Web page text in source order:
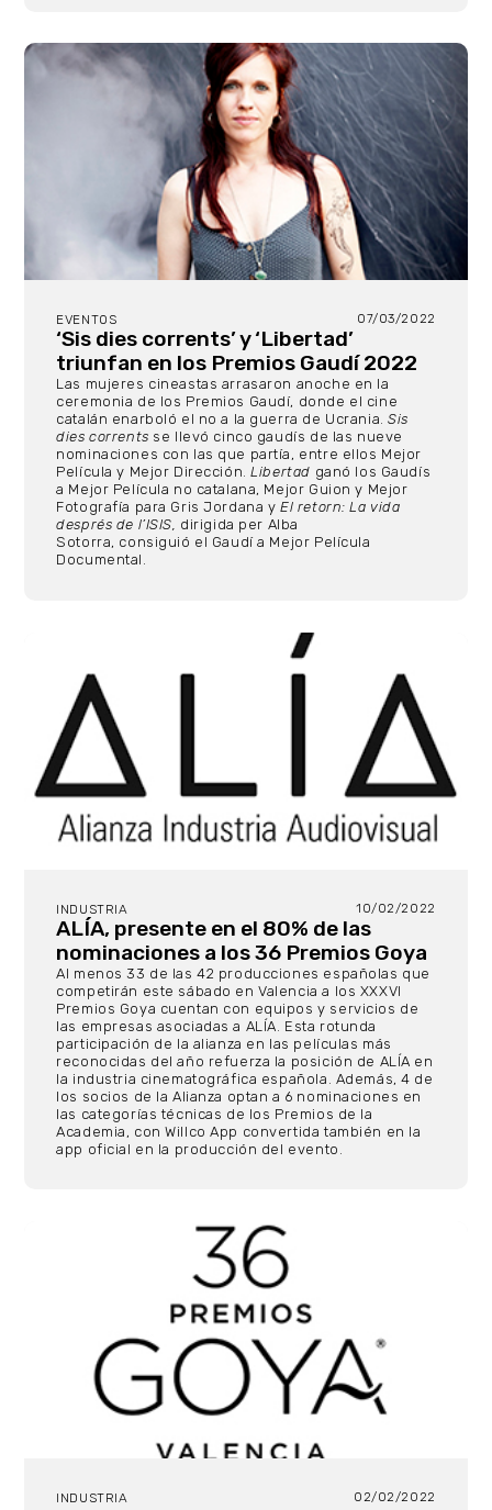
EVENTOS 07/03/2022
‘Sis dies corrents’ y ‘Libertad’
triunfan en los Premios Gaudí 2022
Las mujeres cineastas arrasaron anoche en la
ceremonia de los Premios Gaudí, donde el cine
catalán enarboló el no a la guerra de Ucrania.Sis
dies corrents se llevó cinco gaudís de las nueve
nominaciones con las que partía, entre ellos Mejor
Película y Mejor Dirección.Libertad ganó los Gaudís
a Mejor Película no catalana, Mejor Guion y Mejor
Fotografía para Gris Jordana yEl retorn: La vida
després de l’ISIS, dirigida per Alba
Sotorra, consiguió el Gaudí a Mejor Película
Documental.
INDUSTRIA 10/02/2022
ALÍA, presente en el 80% de las
nominaciones a los 36 Premios Goya
Al menos 33 de las 42 producciones españolas que
competirán este sábado en Valencia a los XXXVI
Premios Goya cuentan con equipos y servicios de
las empresas asociadas a ALÍA. Esta rotunda
participación de la alianza en las películas más
reconocidas del año refuerza la posición de ALÍA en
la industria cinematográfica española. Además, 4 de
los socios de la Alianza optan a 6 nominaciones en
las categorías técnicas de los Premios de la
Academia, con Willco App convertida también en la
app oficial en la producción del evento.
INDUSTRIA 02/02/2022